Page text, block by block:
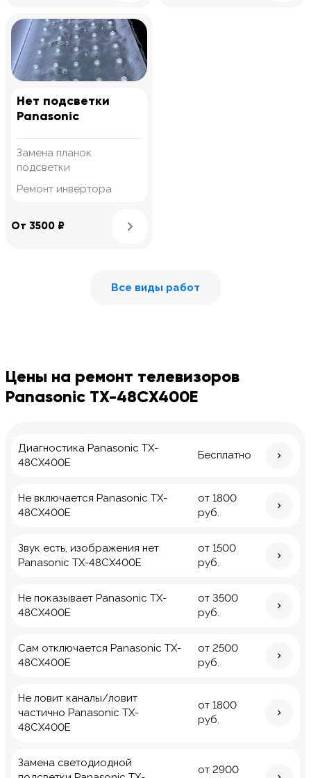
Нет подсветки
Panasonic
Замена планок
подсветки
Ремонт инвертора
От 3500 ₽
Все виды работ
Цены на ремонт телевизоров
Panasonic TX-48CX400E
Диагностика Panasonic TX-
48CX400E
Бесплатно
Не включается Panasonic TX-
48CX400E
от 1800
руб.
Звук есть, изображения нет
Panasonic TX-48CX400E
от 1500
руб.
Не показывает Panasonic TX-
48CX400E
от 3500
руб.
Сам отключается Panasonic TX-
48CX400E
от 2500
руб.
Не ловит каналы/ловит
частично Panasonic TX-
48CX400E
от 1800
руб.
Замена светодиодной
от 2900